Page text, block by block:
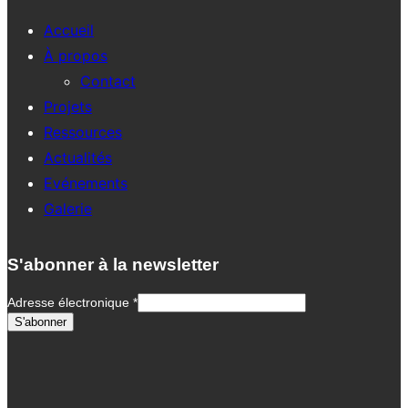
Accueil
À propos
Contact
Projets
Ressources
Actualités
Evénements
Galerie
S'abonner à la newsletter
Adresse électronique *